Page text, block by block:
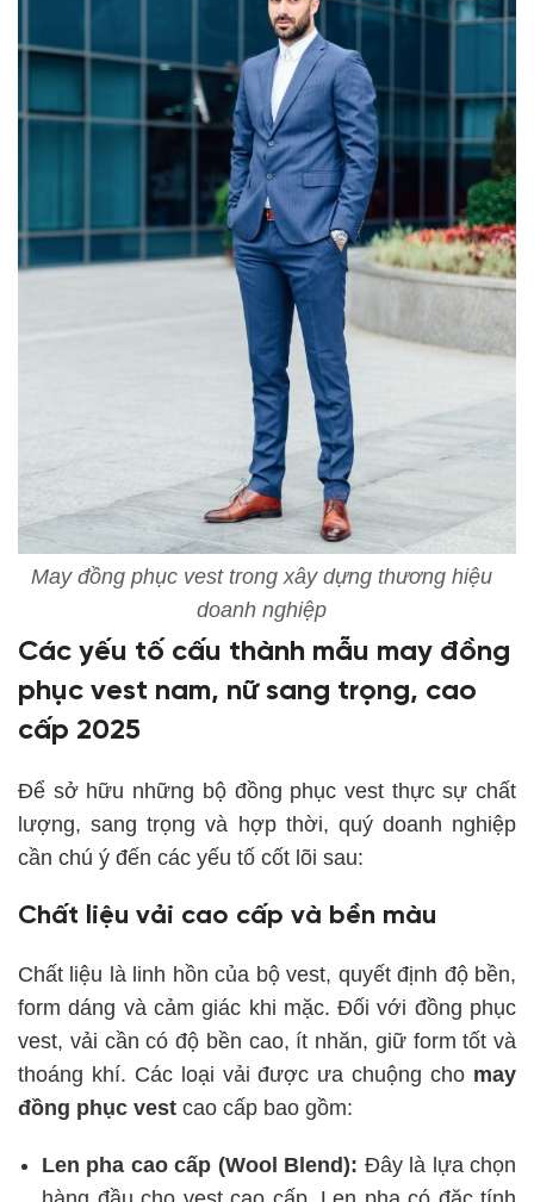
May đồng phục vest trong xây dựng thương hiệu
doanh nghiệp
Các yếu tố cấu thành mẫu may đồng
phục vest nam, nữ sang trọng, cao
cấp 2025
Để sở hữu những bộ đồng phục vest thực sự chất
lượng, sang trọng và hợp thời, quý doanh nghiệp
cần chú ý đến các yếu tố cốt lõi sau:
Chất liệu vải cao cấp và bền màu
Chất liệu là linh hồn của bộ vest, quyết định độ bền,
form dáng và cảm giác khi mặc. Đối với đồng phục
vest, vải cần có độ bền cao, ít nhăn, giữ form tốt và
thoáng khí. Các loại vải được ưa chuộng cho may
đồng phục vest cao cấp bao gồm:
Len pha cao cấp (Wool Blend): Đây là lựa chọn